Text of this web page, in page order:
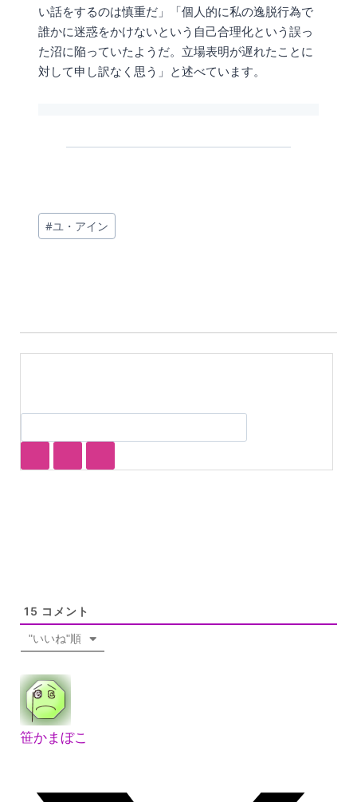
い話をするのは慎重だ」「個人的に私の逸脱行為で
誰かに迷惑をかけないという自己合理化という誤っ
た沼に陥っていたようだ。立場表明が遅れたことに
対して申し訳なく思う」と述べています。
投
稿
#ユ・アイン
15 コメント
"いいね"順
笹かまぼこ